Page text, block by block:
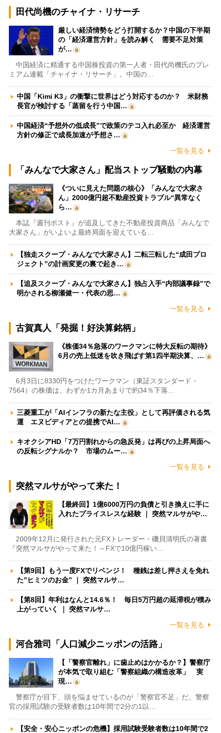
田代尚機のチャイナ・リサーチ
厳しい経済情勢をどう打開するか？中国の下半期
の「経済運営方針」を読み解く 需要不足対策
が…
中国経済に精通する中国株投資の第一人者・田代尚機氏のプレ
ミアム連載「チャイナ・リサーチ」。中国の…
中国「Kimi K3」の衝撃に世界はどう対応するのか？ 米財務
長官が検討する「蒸留を行う中国…
中国経済“予想外の低成長”で政策のテコ入れ必至か 経済運営
方針の修正で成長加速が予想さ…
一覧を見る
「みんなで大家さん」配当ストップ騒動の内幕
《ついに見えた問題の核心》「みんなで大家さ
ん」2000億円超不動産投資トラブル“異常なく
ら…
本誌『週刊ポスト』が追及してきた不動産投資商品「みんなで
大家さん」がいよいよ最終局面を迎えている…
【独走スクープ・みんなで大家さん】二転三転した“成田プロ
ジェクト”の計画変更の裏で起き…
【追及スクープ・みんなで大家さん】独占入手“内部議事録”で
明かされる柳瀬健一・代表の思…
一覧を見る
古賀真人「発掘！好決算銘柄」
《株価34％急落のワークマンに特大反転の期待》
6月の売上低迷を吹き飛ばす第1四半期決算、…
6月3日に8330円をつけたワークマン（東証スタンダード・
7564）の株価は、わずか1カ月あまりで約34％下落…
三菱重工が「AIインフラの新たな主役」として再評価される気
運 エヌビディアとの提携でAI…
キオクシアHD「7万円割れからの急反発」は再びの上昇局面へ
の反転シグナルか？ 市場のムー…
一覧を見る
突然マルサがやって来た！
【最終回】1億6000万円の負債と引き換えに手に
入れたプライスレスな経験 ｜ 突然マルサがや…
2009年12月に発行された元FXトレーダー・磯貝清明氏の著書
『突然マルサがやって来た！～FXで10億円稼い…
【第9回】もう一度FXでリベンジ！ 種銭は差し押さえを免れ
た”ヒミツのお金” ｜ 突然マルサ…
【第8回】年利はなんと14.6％！ 毎日5万円超の延滞税が積み
上がっていく ｜ 突然マルサ…
一覧を見る
河合雅司「人口減少ニッポンの活路」
【「警察官離れ」に歯止めはかかるか？】警察庁
が本気で取り組む「警察組織の構造改革」 実
現…
警察庁が目下、頭を悩ませているのが「警察官不足」だ。警察
官の採用試験の受験者数は10年間で2分の1以…
【安全・安心ニッポンの危機】採用試験受験者数は10年間で2